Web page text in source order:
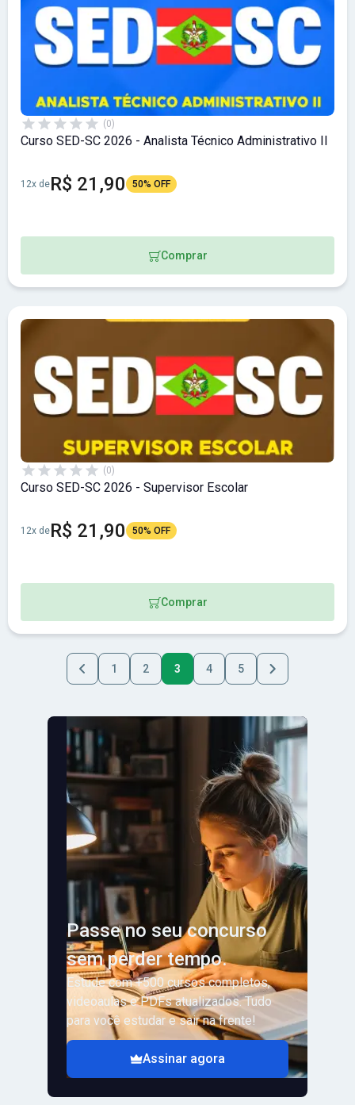
(0)
Curso SED-SC 2026 - Analista Técnico Administrativo II
12x deR$ 21,90 50% OFF
Comprar
(0)
Curso SED-SC 2026 - Supervisor Escolar
12x deR$ 21,90 50% OFF
Comprar
1 2 3 4 5
Passe no seu concurso
sem perder tempo.
Estude com +500 cursos completos,
videoaulas e PDFs atualizados. Tudo
para você estudar e sair na frente!
Assinar agora